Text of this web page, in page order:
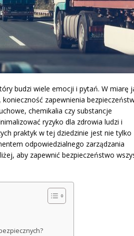
budzi wiele emocji i pytań. W miarę
zapewnienia
chemikalia czy substancje
ryzyko dla zdrowia ludzi i
praktyk w tej dziedzinie jest nie tylko
odpowiedzialnego zarządzania
aby zapewnić bezpieczeństwo